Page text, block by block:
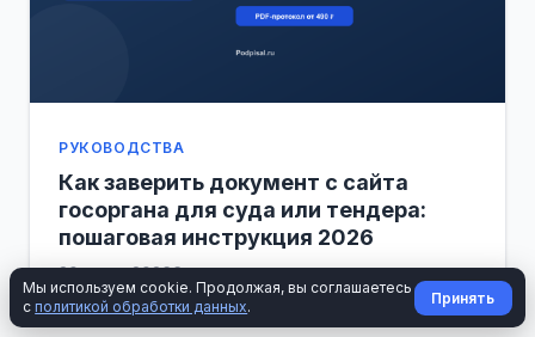
РУКОВОДСТВА
Как заверить документ с сайта
госоргана для суда или тендера:
пошаговая инструкция 2026
20 июля 20266 мин
Мы используем cookie. Продолжая, вы соглашаетесь
сполитикой обработки данных. Принять